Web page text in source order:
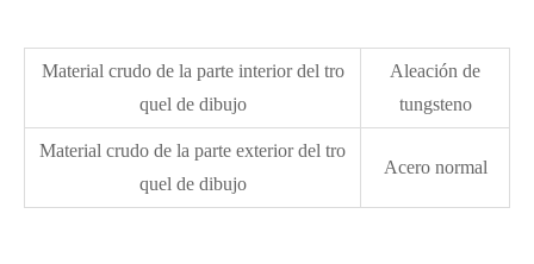
Material crudo de la parte interior del tro
quel de dibujo
Aleación de
tungsteno
Material crudo de la parte exterior del tro
quel de dibujo
Acero normal